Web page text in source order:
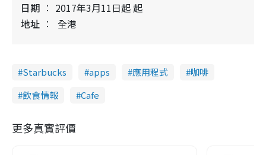
日期
2017年3月11日起 起
地址
全港
Starbucks apps 應用程式
咖啡
飲食情報
Cafe
更多真實評價